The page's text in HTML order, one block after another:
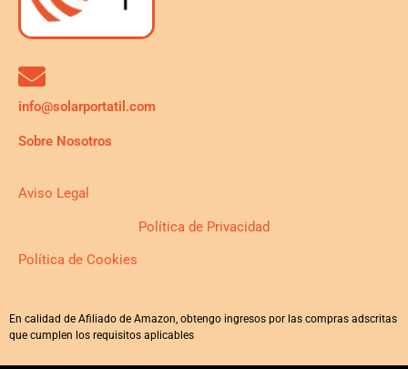
info@solarportatil.com
Sobre Nosotros
Aviso Legal
Política de Privacidad
Política de Cookies
En calidad de Afiliado de Amazon, obtengo ingresos por las compras adscritas
que cumplen los requisitos aplicables